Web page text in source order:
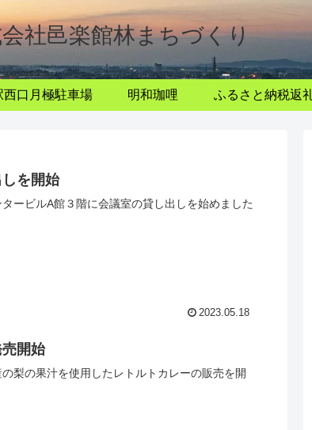
社邑楽館林まちづくり
西口月極駐車場 明和珈哩 ふるさと納税返
を開始
ービルA館３階に会議室の貸し出しを始めました
2023.05.18
売開始
梨の果汁を使用したレトルトカレーの販売を開